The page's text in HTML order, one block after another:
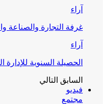
آراء
غرفة التجارة والصناعة
آراء
الحصيلة السنوية للإدارة
السابق التالي
فيديو
مجتمع